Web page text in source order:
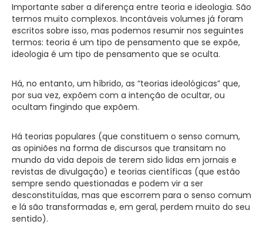
Importante saber a diferença entre teoria e ideologia. São
termos muito complexos. Incontáveis volumes já foram
escritos sobre isso, mas podemos resumir nos seguintes
termos: teoria é um tipo de pensamento que se expõe,
ideologia é um tipo de pensamento que se oculta.
Há, no entanto, um híbrido, as “teorias ideológicas” que,
por sua vez, expõem com a intenção de ocultar, ou
ocultam fingindo que expõem.
Há teorias populares (que constituem o senso comum,
as opiniões na forma de discursos que transitam no
mundo da vida depois de terem sido lidas em jornais e
revistas de divulgação) e teorias científicas (que estão
sempre sendo questionadas e podem vir a ser
desconstituídas, mas que escorrem para o senso comum
e lá são transformadas e, em geral, perdem muito do seu
sentido).